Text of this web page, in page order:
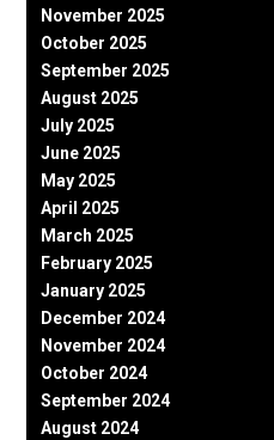
November 2025
October 2025
September 2025
August 2025
July 2025
June 2025
May 2025
April 2025
March 2025
February 2025
January 2025
December 2024
November 2024
October 2024
September 2024
August 2024